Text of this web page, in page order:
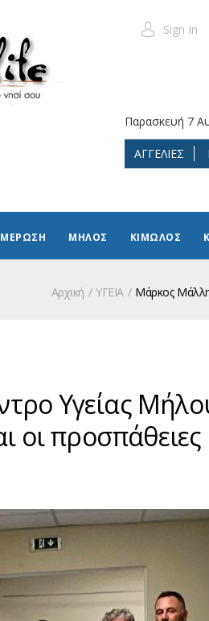
Sign In
Παρασκευή 7
ΑΓΓΕΛΙΕΣ
ΜΗΛΟΣ ΚΙΜΩΛΟΣ
Αρχική ΥΓΕΙΑ Μάρκος
Υγείας
οι προσπάθειες